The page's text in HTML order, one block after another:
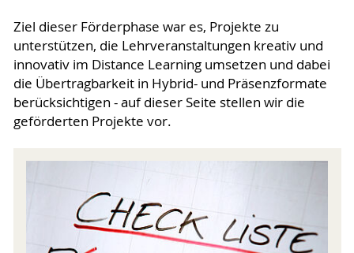
Ziel dieser Förderphase war es, Projekte zu
unterstützen, die Lehrveranstaltungen kreativ und
innovativ im Distance Learning umsetzen und dabei
die Übertragbarkeit in Hybrid- und Präsenzformate
berücksichtigen - auf dieser Seite stellen wir die
geförderten Projekte vor.